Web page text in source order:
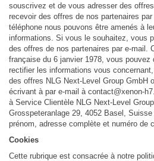
souscrivez et de vous adresser des
recevoir des offres de nos partenaires
téléphone nous pouvons être amenés à
informations. Si vous le souhaitez, vous
des offres de nos partenaires par e-mail.
française du 6 janvier 1978, vous pouvez
rectifier les informations vous
des offres NLG Next-Level Group GmbH
écrivant à par e-mail à contact@xenon-
à Service Clientèle NLG Next-Level
Grosspeteranlage 29, 4052 Basel,
prénom, adresse complète et numéro de
Cookies
Cette rubrique est consacrée à notre